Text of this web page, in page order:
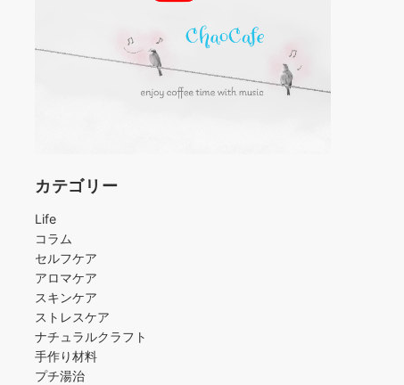
カテゴリー
Life
コラム
セルフケア
アロマケア
スキンケア
ストレスケア
ナチュラルクラフト
手作り材料
プチ湯治